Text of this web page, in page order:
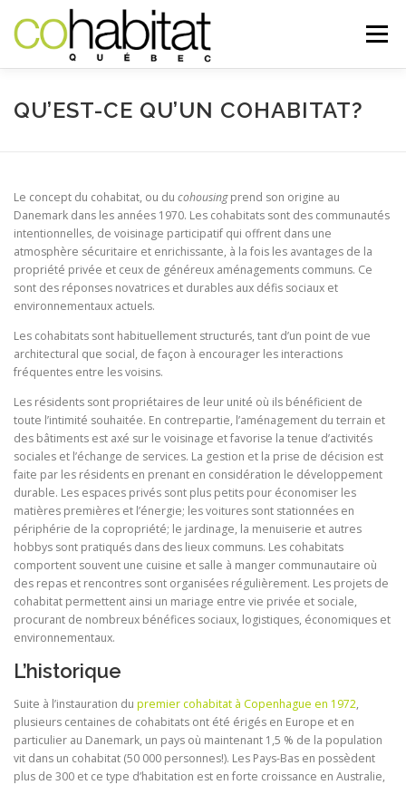
contenu
Menu
LA COMMUNAUTÉ VIVRE À COHABITAT
QU’EST-CE QU’UN COHABITAT?
Le concept du cohabitat, ou du cohousingprend son origine au
Danemark dans les années 1970. Les cohabitats sont des communautés
intentionnelles, de voisinage participatif qui offrent dans une
atmosphère sécuritaire et enrichissante, à la fois les avantages de la
propriété privée et ceux de généreux aménagements communs. Ce
sont des réponses novatrices et durables aux défis sociaux et
environnementaux actuels.
Les cohabitats sont habituellement structurés, tant d’un point de vue
architectural que social, de façon à encourager les interactions
fréquentes entre les voisins.
Les résidents sont propriétaires de leur unité où ils bénéficient de
toute l’intimité souhaitée. En contrepartie, l’aménagement du terrain et
des bâtiments est axé sur le voisinage et favorise la tenue d’activités
sociales et l’échange de services. La gestion et la prise de décision est
faite par les résidents en prenant en considération le développement
durable. Les espaces privés sont plus petits pour économiser les
matières premières et l’énergie; les voitures sont stationnées en
périphérie de la copropriété; le jardinage, la menuiserie et autres
hobbys sont pratiqués dans des lieux communs. Les cohabitats
comportent souvent une cuisine et salle à manger communautaire où
des repas et rencontres sont organisées régulièrement. Les projets de
cohabitat permettent ainsi un mariage entre vie privée et sociale,
procurant de nombreux bénéfices sociaux, logistiques, économiques et
environnementaux.
L’historique
Suite à l’instauration du premier cohabitat à Copenhague en 1972,
plusieurs centaines de cohabitats ont été érigés en Europe et en
particulier au Danemark, un pays où maintenant 1,5 % de la population
vit dans un cohabitat (50 000 personnes!). Les Pays-Bas en possèdent
plus de 300 et ce type d’habitation est en forte croissance en Australie,